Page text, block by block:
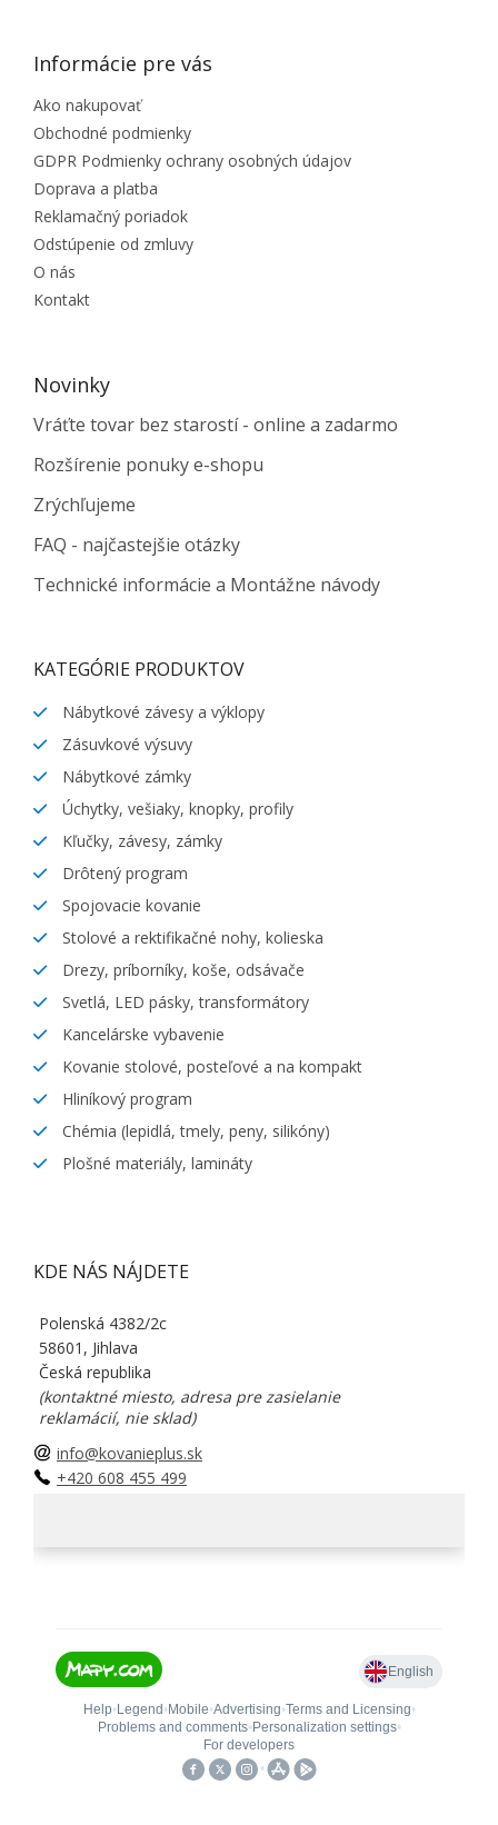
Informácie pre vás
Ako nakupovať
Obchodné podmienky
GDPR Podmienky ochrany osobných údajov
Doprava a platba
Reklamačný poriadok
Odstúpenie od zmluvy
O nás
Kontakt
Novinky
Vráťte tovar bez starostí - online a zadarmo
Rozšírenie ponuky e-shopu
Zrýchľujeme
FAQ - najčastejšie otázky
Technické informácie a Montážne návody
KATEGÓRIE PRODUKTOV
Nábytkové závesy a výklopy
Zásuvkové výsuvy
Nábytkové zámky
Úchytky, vešiaky, knopky, profily
Kľučky, závesy, zámky
Drôtený program
Spojovacie kovanie
Stolové a rektifikačné nohy, kolieska
Drezy, príborníky, koše, odsávače
Svetlá, LED pásky, transformátory
Kancelárske vybavenie
Kovanie stolové, posteľové a na kompakt
Hliníkový program
Chémia (lepidlá, tmely, peny, silikóny)
Plošné materiály, lamináty
KDE NÁS NÁJDETE
Polenská 4382/2c
58601, Jihlava
Česká republika
(kontaktné miesto, adresa pre zasielanie
reklamácií, nie sklad)
info@kovanieplus.sk
+420 608 455 499